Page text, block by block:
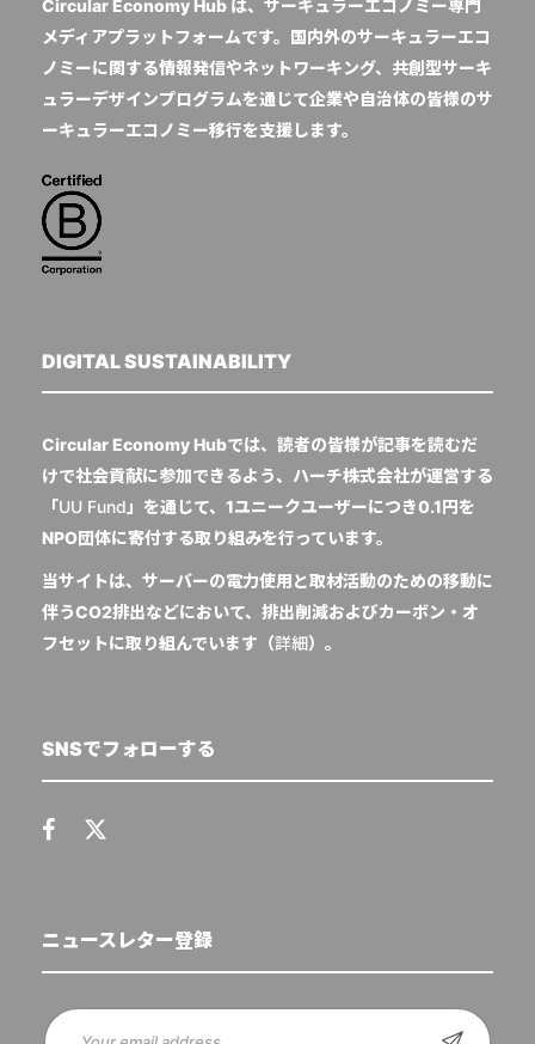
Circular Economy Hub は、サーキュラーエコノミー専門
メディアプラットフォームです。国内外のサーキュラーエコ
ノミーに関する情報発信やネットワーキング、共創型サーキ
ュラーデザインプログラムを通じて企業や自治体の皆様のサ
ーキュラーエコノミー移行を支援します。
DIGITAL SUSTAINABILITY
Circular Economy Hubでは、読者の皆様が記事を読むだ
けで社会貢献に参加できるよう、ハーチ株式会社が運営する
「UU Fund 」を通じて、1ユニークユーザーにつき0.1円を
NPO団体に寄付する取り組みを行っています。
当サイトは、サーバーの電力使用と取材活動のための移動に
伴うCO2排出などにおいて、排出削減およびカーボン・オ
フセットに取り組んでいます（詳細）。
SNSでフォローする
ニュースレター登録